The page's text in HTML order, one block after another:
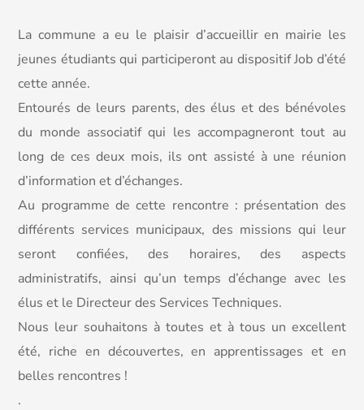
La commune a eu le plaisir d’accueillir en mairie les
jeunes étudiants qui participeront au dispositif Job d’été
cette année.
Entourés de leurs parents, des élus et des bénévoles
du monde associatif qui les accompagneront tout au
long de ces deux mois, ils ont assisté à une réunion
d’information et d’échanges.
Au programme de cette rencontre : présentation des
différents services municipaux, des missions qui leur
seront confiées, des horaires, des aspects
administratifs, ainsi qu’un temps d’échange avec les
élus et le Directeur des Services Techniques.
Nous leur souhaitons à toutes et à tous un excellent
été, riche en découvertes, en apprentissages et en
belles rencontres !
.